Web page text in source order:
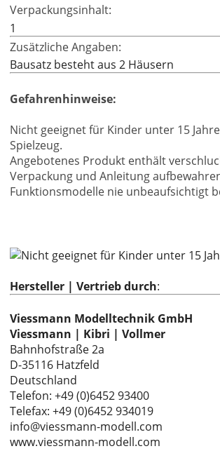
Verpackungsinhalt:
1
Zusätzliche Angaben:
Bausatz besteht aus 2 Häusern
Gefahrenhinweise:
Nicht geeignet für Kinder unter 15
Spielzeug.
Angebotenes Produkt enthält
Verpackung und Anleitung
Funktionsmodelle nie unbeaufsichtigt
Hersteller | Vertrieb durch:
Viessmann Modelltechnik GmbH
Viessmann | Kibri | Vollmer
Bahnhofstraße 2a
D-35116 Hatzfeld
Deutschland
Telefon: +49 (0)6452 93400
Telefax: +49 (0)6452 934019
info@viessmann-modell.com
www.viessmann-modell.com